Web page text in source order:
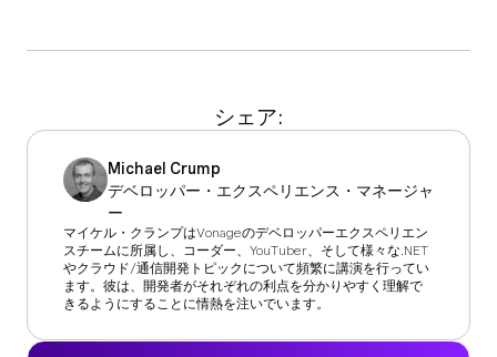
シェア:
Michael Crump
デベロッパー・エクスペリエンス・マネージャ
ー
マイケル・クランプはVonageのデベロッパーエクスペリエン
スチームに所属し、コーダー、YouTuber、そして様々な.NET
やクラウド/通信開発トピックについて頻繁に講演を行ってい
ます。彼は、開発者がそれぞれの利点を分かりやすく理解で
きるようにすることに情熱を注いでいます。